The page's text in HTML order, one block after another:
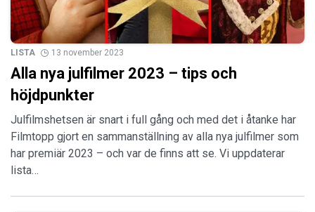
LISTA 13 november 2023
Alla nya julfilmer 2023 – tips och
höjdpunkter
Julfilmshetsen är snart i full gång och med det i åtanke har
Filmtopp gjort en sammanställning av alla nya julfilmer som
har premiär 2023 – och var de finns att se. Vi uppdaterar
lista…